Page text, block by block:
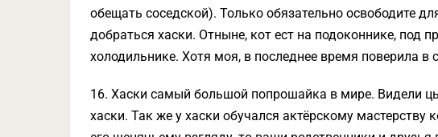
обещать соседской). Только обязательно освободите
добраться хаски. Отныне, кот ест на подоконнике, под
холодильнике. Хотя моя, в последнее время поверила в
16. Хаски самый большой попрошайка в мире. Видели
хаски. Так же у хаски обучался актёрскому